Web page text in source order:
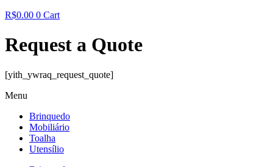
R$0.00 0 Cart
Request a Quote
[yith_ywraq_request_quote]
Menu
Brinquedo
Mobiliário
Toalha
Utensílio